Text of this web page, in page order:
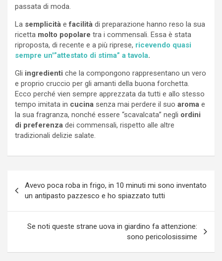
passata di moda.
La semplicità efacilità di preparazione hanno reso la sua
ricetta molto popolare tra i commensali. Essa è stata
riproposta, di recente e a più riprese, ricevendo quasi
sempre un'”attestato di stima” a tavola.
Gli ingredienti che la compongono rappresentano un vero
e proprio cruccio per gli amanti della buona forchetta.
Ecco perché vien sempre apprezzata da tutti e allo stesso
tempo imitata in cucina senza mai perdere il suo aroma e
la sua fragranza, nonché essere “scavalcata” negli ordini
di preferenza dei commensali, rispetto alle altre
tradizionali delizie salate.
articoli
Avevo poca roba in frigo, in 10 minuti mi sono inventato
un antipasto pazzesco e ho spiazzato tutti
Se noti queste strane uova in giardino fa attenzione:
sono pericolosissime